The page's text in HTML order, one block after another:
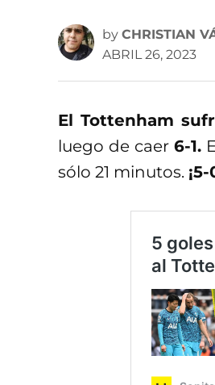
by CHRISTIAN
ABRIL 26, 2023
El Tottenham
luego de caer 6-1.
sólo 21 minutos.